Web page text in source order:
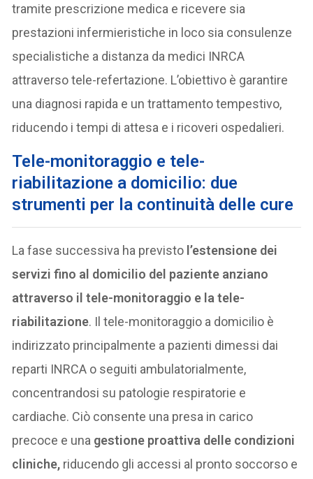
tramite prescrizione medica e ricevere sia
prestazioni infermieristiche in loco sia consulenze
specialistiche a distanza da medici INRCA
attraverso tele-refertazione. L’obiettivo è garantire
una diagnosi rapida e un trattamento tempestivo,
riducendo i tempi di attesa e i ricoveri ospedalieri.
Tele-monitoraggio e tele-
riabilitazione a domicilio: due
strumenti per la continuità delle cure
La fase successiva ha previsto l’estensione dei
servizi fino al domicilio del paziente anziano
attraverso il tele-monitoraggio e la tele-
riabilitazione. Il tele-monitoraggio a domicilio è
indirizzato principalmente a pazienti dimessi dai
reparti INRCA o seguiti ambulatorialmente,
concentrandosi su patologie respiratorie e
cardiache. Ciò consente una presa in carico
precoce e una gestione proattiva delle condizioni
cliniche, riducendo gli accessi al pronto soccorso e